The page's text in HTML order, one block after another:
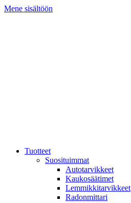
Mene sisältöön
Tuotteet
Suosituimmat
Autotarvikkeet
Kaukosäätimet
Lemmikkitarvikkeet
Radonmittari